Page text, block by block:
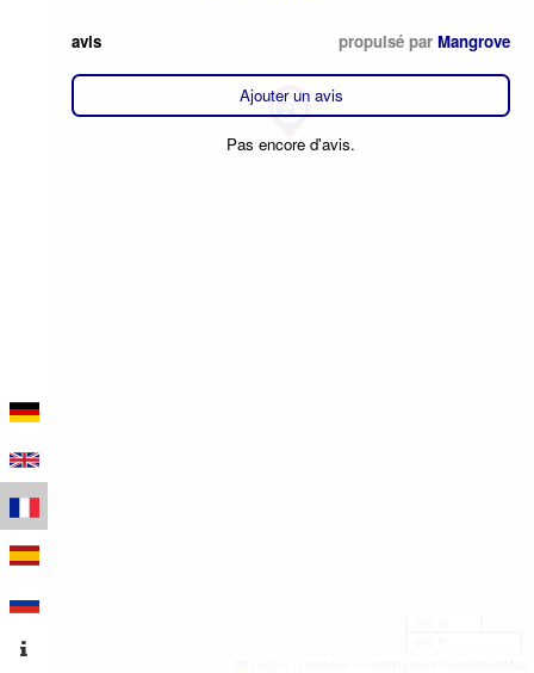
avis propulsé par Mangrove
Ajouter un avis
Pas encore d'avis.